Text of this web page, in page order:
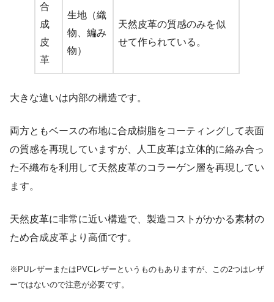
合
成
皮
革
生地（織
物、編み
物）
天然皮革の質感のみを似
せて作られている。
大きな違いは内部の構造です。
両方ともベースの布地に合成樹脂をコーティングして表面
の質感を再現していますが、人工皮革は立体的に絡み合っ
た不織布を利用して天然皮革のコラーゲン層を再現してい
ます。
天然皮革に非常に近い構造で、製造コストがかかる素材の
ため合成皮革より高価です。
※PUレザーまたはPVCレザーというものもありますが、この2つはレザ
ーではないので注意が必要です。